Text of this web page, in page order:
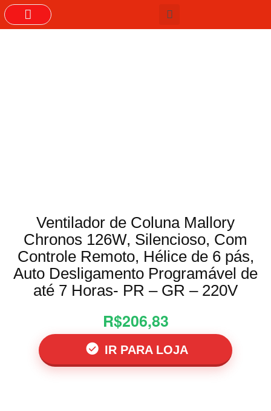
Ventilador de Coluna Mallory
Chronos 126W, Silencioso, Com
Controle Remoto, Hélice de 6 pás,
Auto Desligamento Programável de
até 7 Horas- PR – GR – 220V
R$206,83
IR PARA LOJA